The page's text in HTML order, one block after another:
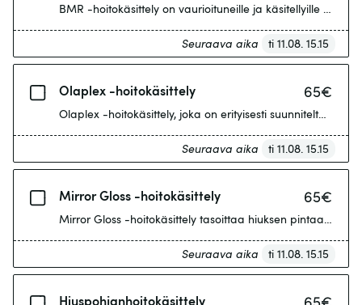
BMR -hoitokäsittely on vaurioituneille ja käsitellyille
Seuraava aika ti 11.08. 15.15
Olaplex -hoitokäsittely 65€
Olaplex -hoitokäsittely, joka on erityisesti suunniteltu
Seuraava aika ti 11.08. 15.15
Mirror Gloss -hoitokäsittely 65€
Mirror Gloss -hoitokäsittely tasoittaa hiuksen pintaa,
Seuraava aika ti 11.08. 15.15
Hiuspohjanhoitokäsittely